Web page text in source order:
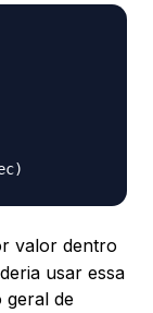
valor dentro
usar essa
geral de